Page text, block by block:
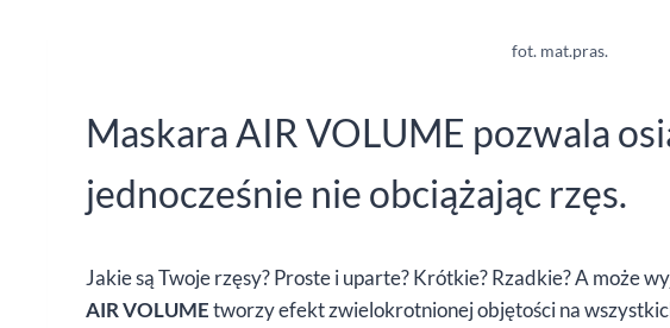
fot. mat.pras.
Maskara AIR VOLUME pozwala
jednocześnie nie obciążając rzęs.
Jakie są Twoje rzęsy? Proste i uparte? Krótkie? Rzadkie? A może
AIR VOLUMEtworzy efekt zwielokrotnionej objętości na